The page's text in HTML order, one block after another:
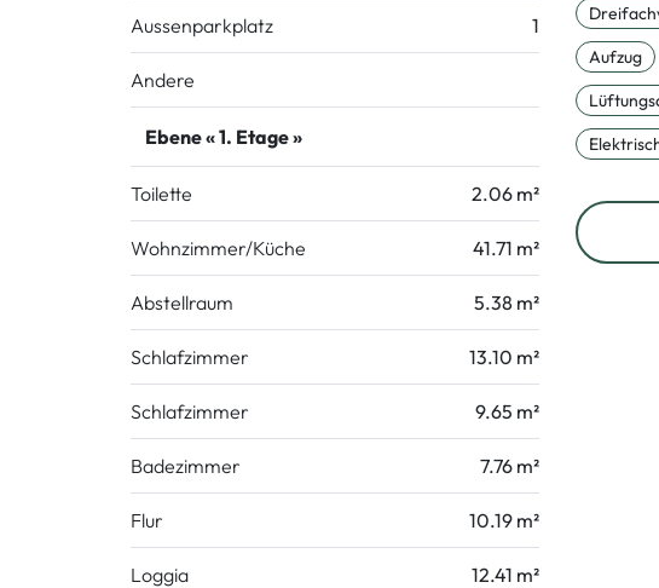
Aussenparkplatz 1
Andere
Ebene « 1. Etage »
Toilette 2.06 m²
Wohnzimmer/Küche 41.71 m²
Abstellraum 5.38 m²
Schlafzimmer 13.10 m²
Schlafzimmer 9.65 m²
Badezimmer 7.76 m²
Flur 10.19 m²
Loggia 12.41 m²
Aufzug